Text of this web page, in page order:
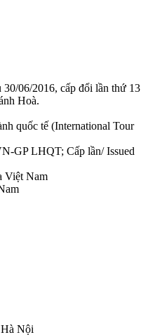
30/06/2016, cấp đổi lần thứ 13
Hoà.
quốc tế (International Tour
GP LHQT; Cấp lần/ Issued
Việt Nam
Nội